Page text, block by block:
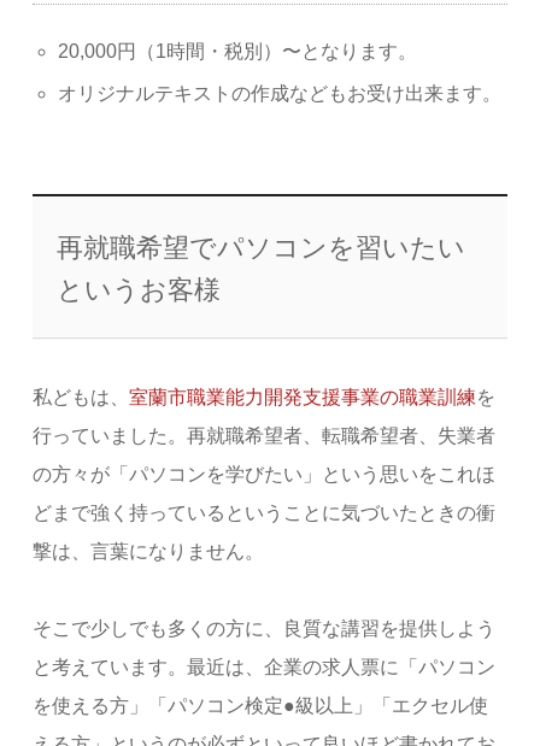
20,000円（1時間・税別）〜となります。
オリジナルテキストの作成などもお受け出来ます。
再就職希望でパソコンを習いたい
というお客様
私どもは、室蘭市職業能力開発支援事業の職業訓練を
行っていました。再就職希望者、転職希望者、失業者
の方々が「パソコンを学びたい」という思いをこれほ
どまで強く持っているということに気づいたときの衝
撃は、言葉になりません。
そこで少しでも多くの方に、 良質な講習を提供しよう
と考えています。最近は、企業の求人票に「パソコン
を使える方」「パソコン検定●級以上」「エクセル使